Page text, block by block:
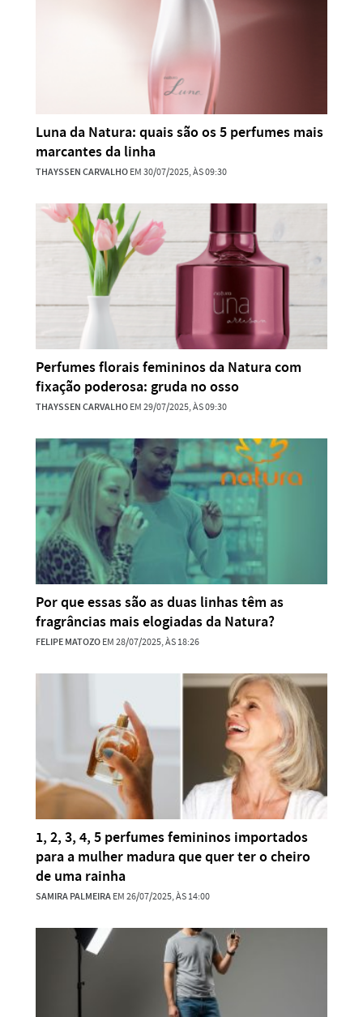
Luna da Natura: quais são os 5 perfumes mais
marcantes da linha
THAYSSEN CARVALHOEM 30/07/2025, ÀS 09:30
Perfumes florais femininos da Natura com
fixação poderosa: gruda no osso
THAYSSEN CARVALHOEM 29/07/2025, ÀS 09:30
Por que essas são as duas linhas têm as
fragrâncias mais elogiadas da Natura?
FELIPE MATOZOEM 28/07/2025, ÀS 18:26
1, 2, 3, 4, 5 perfumes femininos importados
para a mulher madura que quer ter o cheiro
de uma rainha
SAMIRA PALMEIRAEM 26/07/2025, ÀS 14:00